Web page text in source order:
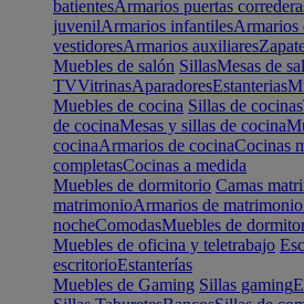
batientesArmarios puertas
juvenilArmarios infantilesArmarios
vestidoresArmarios auxiliares
Muebles de salón SillasMesas de
TVVitrinasAparadoresEstanterias
Muebles de cocina Sillas de cocinas
de cocinaMesas y sillas de cocina
cocinaArmarios de cocinaCocinas
completasCocinas a medida
Muebles de dormitorio Camas
matrimonioArmarios de matrimonio
nocheComodasMuebles de
Muebles de oficina y teletrabajo
escritorioEstanterías
Muebles de Gaming Sillas gaming